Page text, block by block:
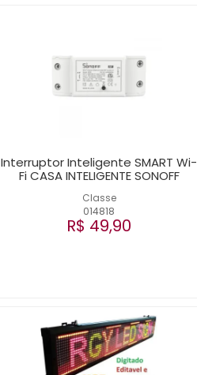
Classe
014818
Interruptor Inteligente SMART Wi-
Fi CASA INTELIGENTE SONOFF
R$ 49,90